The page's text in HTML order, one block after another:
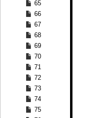
65
66
67
68
69
70
71
72
73
74
75